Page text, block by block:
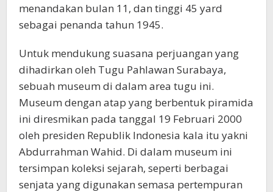
menandakan bulan 11, dan tinggi 45 yard
sebagai penanda tahun 1945.
Untuk mendukung suasana perjuangan yang
dihadirkan oleh Tugu Pahlawan Surabaya,
sebuah museum di dalam area tugu ini.
Museum dengan atap yang berbentuk piramida
ini diresmikan pada tanggal 19 Februari 2000
oleh presiden Republik Indonesia kala itu yakni
Abdurrahman Wahid. Di dalam museum ini
tersimpan koleksi sejarah, seperti berbagai
senjata yang digunakan semasa pertempuran